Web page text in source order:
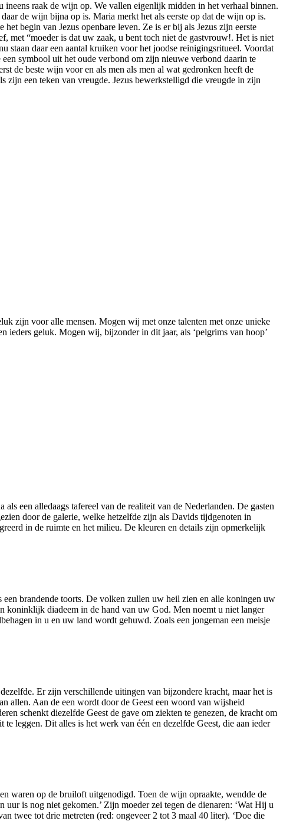
raak de wijn op. We vallen eigenlijk midden in het verhaal binnen.
de wijn bijna op is. Maria merkt het als eerste op dat de wijn op is.
begin van Jezus openbare leven. Ze is er bij als Jezus zijn eerste
met “moeder is dat uw zaak, u bent toch niet de gastvrouw!. Het is niet
staan daar een aantal kruiken voor het joodse reinigingsritueel. Voordat
symbool uit het oude verbond om zijn nieuwe verbond daarin te
de beste wijn voor en als men als men al wat gedronken heeft de
zijn een teken van vreugde. Jezus bewerkstelligd die vreugde in zijn
zijn voor alle mensen. Mogen wij met onze talenten met onze unieke
ieders geluk. Mogen wij, bijzonder in dit jaar, als ‘pelgrims van hoop’
een alledaags tafereel van de realiteit van de Nederlanden. De gasten
door de galerie, welke hetzelfde zijn als Davids tijdgenoten in
in de ruimte en het milieu. De kleuren en details zijn opmerkelijk
brandende toorts. De volken zullen uw heil zien en alle koningen uw
koninklijk diadeem in de hand van uw God. Men noemt u niet langer
in u en uw land wordt gehuwd. Zoals een jongeman een meisje
Er zijn verschillende uitingen van bijzondere kracht, maar het is
allen. Aan de een wordt door de Geest een woord van wijsheid
schenkt diezelfde Geest de gave om ziekten te genezen, de kracht om
leggen. Dit alles is het werk van één en dezelfde Geest, die aan ieder
waren op de bruiloft uitgenodigd. Toen de wijn opraakte, wendde de
is nog niet gekomen.’ Zijn moeder zei tegen de dienaren: ‘Wat Hij u
twee tot drie metreten (red: ongeveer 2 tot 3 maal 40 liter). ‘Doe die